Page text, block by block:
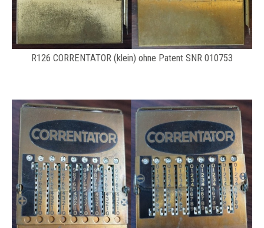
R126 CORRENTATOR (klein) ohne Patent SNR 010753